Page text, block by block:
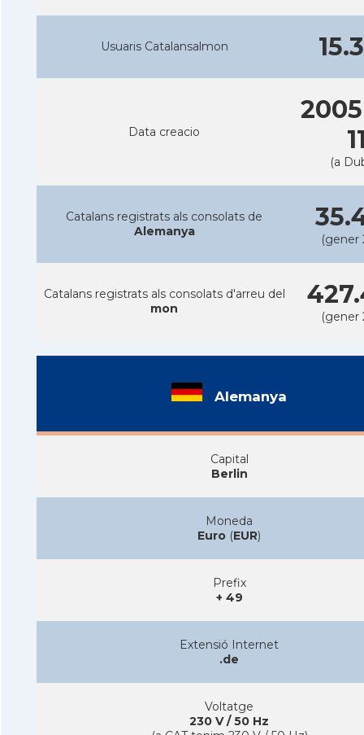
Usuaris Catalansalmon
Data creacio
(a
Catalans registrats als consolats de
Alemanya
(gener
Catalans registrats als consolats d'arreu del
mon
(gener
Alemanya
Capital
Berlin
Moneda
Euro (EUR)
Prefix
+ 49
Extensió Internet
.de
Voltatge
230 V / 50 Hz